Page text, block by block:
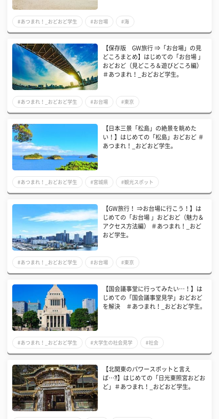
#あつまれ！_おどおど学生 #お台場 #海
【保存版 GW旅行 ⇒「お台場」の見
どころまとめ】はじめての「お台場 」
おどおど（見どころ＆遊びどころ編）
＃あつまれ！_おどおど学生。
#あつまれ！_おどおど学生 #お台場 #東京
【日本三景「松島」の絶景を眺めた
い！】はじめての「松島」おどおど ＃
あつまれ！_おどおど学生。
#あつまれ！_おどおど学生 #宮城県 #観光スポット
【GW旅行！ ⇒お台場に行こう！】は
じめての「お台場 」おどおど（魅力＆
アクセス方法編） ＃あつまれ！_おど
おど学生。
#あつまれ！_おどおど学生 #お台場 #東京
【国会議事堂に行ってみたい…！】は
じめての「国会議事堂見学」おどおど
を解決 ＃あつまれ！_おどおど学生。
#あつまれ！_おどおど学生 #大学生の社会見学 #社会
【北関東のパワースポットと言え
ば…⁈】はじめての「日光東照宮おどお
ど」＃あつまれ！_おどおど学生。